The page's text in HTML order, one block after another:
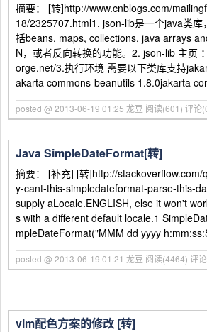
摘要： [转]http://www.cnblogs.com/
18/2325707.html1. json-lib是一个java类库
括beans, maps, collections, java arrays
N，或者反向转换的功能。2. json-lib 主页
orge.net/3.执行环境 需要以下类库支持
akarta commons-beanutils 1.8.0jakarta
posted @ 2013-06-19 01:25 龙豆 阅读(601) 评论
Java SimpleDateFormat[转]
摘要： [补充] [转]http://
y-cant-this-simpledateformat-parse-this-
supply aLocale.ENGLISH, else it won't
s with a different default locale.1
mpleDateFormat("MMM dd yyyy
posted @ 2013-06-19 01:21 龙豆 阅读(4464) 评
vim配色方案的修改 [转]